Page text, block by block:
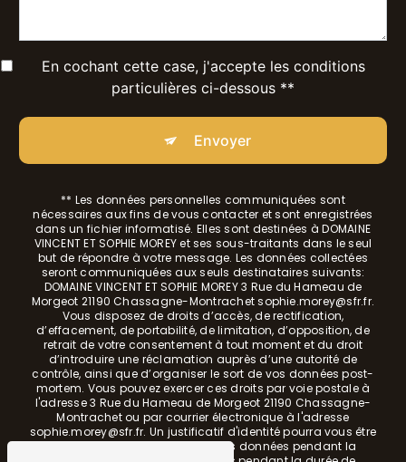
En cochant cette case, j'accepte les conditions
particulières ci-dessous **
Envoyer
** Les données personnelles communiquées sont
nécessaires aux fins de vous contacter et sont enregistrées
dans un fichier informatisé. Elles sont destinées à DOMAINE
VINCENT ET SOPHIE MOREY et ses sous-traitants dans le seul
but de répondre à votre message. Les données collectées
seront communiquées aux seuls destinataires suivants:
DOMAINE VINCENT ET SOPHIE MOREY 3 Rue du Hameau de
Morgeot 21190 Chassagne-Montrachet sophie.morey@sfr.fr.
Vous disposez de droits d’accès, de rectification,
d’effacement, de portabilité, de limitation, d’opposition, de
retrait de votre consentement à tout moment et du droit
d’introduire une réclamation auprès d’une autorité de
contrôle, ainsi que d’organiser le sort de vos données post-
mortem. Vous pouvez exercer ces droits par voie postale à
l'adresse 3 Rue du Hameau de Morgeot 21190 Chassagne-
Montrachet ou par courrier électronique à l'adresse
sophie.morey@sfr.fr. Un justificatif d'identité pourra vous être
demandé. Nous conservons vos données pendant la